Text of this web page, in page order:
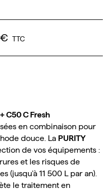
TTC
C50 C Fresh
en combinaison pour
douce. La PURITY
de vos équipements :
et les risques de
(jusqu'à 11 500 L par an).
le traitement en